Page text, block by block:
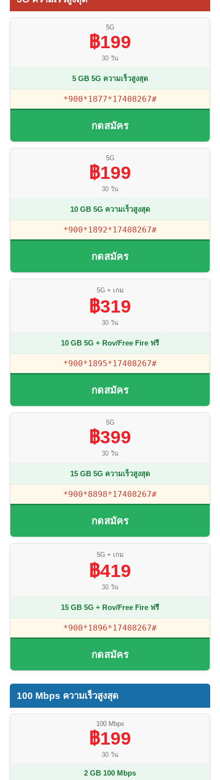
5G
฿199
30 วัน
5 GB 5G ความเร็วสูงสุด
*900*1877*17408267#
กดสมัคร
5G
฿199
30 วัน
10 GB 5G ความเร็วสูงสุด
*900*1892*17408267#
กดสมัคร
5G + เกม
฿319
30 วัน
10 GB 5G + Rov/Free Fire ฟรี
*900*1895*17408267#
กดสมัคร
5G
฿399
30 วัน
15 GB 5G ความเร็วสูงสุด
*900*8898*17408267#
กดสมัคร
5G + เกม
฿419
30 วัน
15 GB 5G + Rov/Free Fire ฟรี
*900*1896*17408267#
กดสมัคร
100 Mbps ความเร็วสูงสุด
100 Mbps
฿199
30 วัน
2 GB 100 Mbps